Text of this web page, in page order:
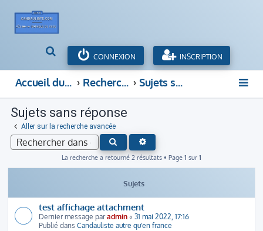
h
e
r
h
e
CONNEXION INSCRIPTION
Accueil du forum Rechercher Sujets sans réponse
Sujets sans réponse
Aller sur la recherche avancée
RECHERCHER
La recherche a retourné 2 résultats • Page 1 sur 1
Sujets
test affichage attachment
Dernier message paradmin «31 mai 2022, 17:16
Publié dansCandauliste autre qu'en france